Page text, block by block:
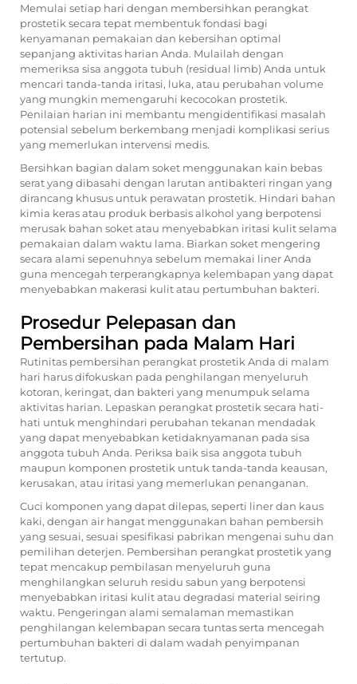
Memulai setiap hari dengan membersihkan perangkat
prostetik secara tepat membentuk fondasi bagi
kenyamanan pemakaian dan kebersihan optimal
sepanjang aktivitas harian Anda. Mulailah dengan
memeriksa sisa anggota tubuh (residual limb) Anda untuk
mencari tanda-tanda iritasi, luka, atau perubahan volume
yang mungkin memengaruhi kecocokan prostetik.
Penilaian harian ini membantu mengidentifikasi masalah
potensial sebelum berkembang menjadi komplikasi serius
yang memerlukan intervensi medis.
Bersihkan bagian dalam soket menggunakan kain bebas
serat yang dibasahi dengan larutan antibakteri ringan yang
dirancang khusus untuk perawatan prostetik. Hindari bahan
kimia keras atau produk berbasis alkohol yang berpotensi
merusak bahan soket atau menyebabkan iritasi kulit selama
pemakaian dalam waktu lama. Biarkan soket mengering
secara alami sepenuhnya sebelum memakai liner Anda
guna mencegah terperangkapnya kelembapan yang dapat
menyebabkan makerasi kulit atau pertumbuhan bakteri.
Prosedur Pelepasan dan
Pembersihan pada Malam Hari
Rutinitas pembersihan perangkat prostetik Anda di malam
hari harus difokuskan pada penghilangan menyeluruh
kotoran, keringat, dan bakteri yang menumpuk selama
aktivitas harian. Lepaskan perangkat prostetik secara hati-
hati untuk menghindari perubahan tekanan mendadak
yang dapat menyebabkan ketidaknyamanan pada sisa
anggota tubuh Anda. Periksa baik sisa anggota tubuh
maupun komponen prostetik untuk tanda-tanda keausan,
kerusakan, atau iritasi yang memerlukan penanganan.
Cuci komponen yang dapat dilepas, seperti liner dan kaus
kaki, dengan air hangat menggunakan bahan pembersih
yang sesuai, sesuai spesifikasi pabrikan mengenai suhu dan
pemilihan deterjen. Pembersihan perangkat prostetik yang
tepat mencakup pembilasan menyeluruh guna
menghilangkan seluruh residu sabun yang berpotensi
menyebabkan iritasi kulit atau degradasi material seiring
waktu. Pengeringan alami semalaman memastikan
penghilangan kelembapan secara tuntas serta mencegah
pertumbuhan bakteri di dalam wadah penyimpanan
tertutup.